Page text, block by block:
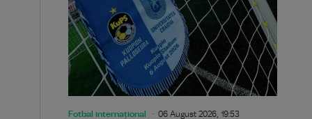
Fotbal internațional 06 August 2026, 19:53